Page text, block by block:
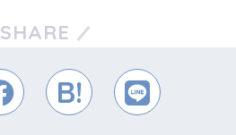
SHARE